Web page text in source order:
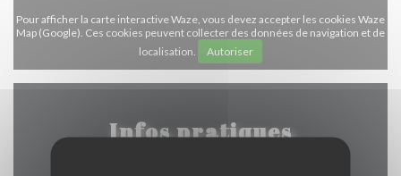
Pour afficher la carte interactive Waze, vous devez accepter les cookies Waze
Map (Google). Ces cookies peuvent collecter des données de navigation et de
localisation.
Autoriser
Infos pratiques